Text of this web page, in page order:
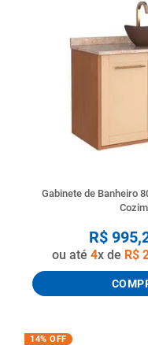
Gabinete de Banheiro
R$ 995,
ou até 4x de R$
14% OFF